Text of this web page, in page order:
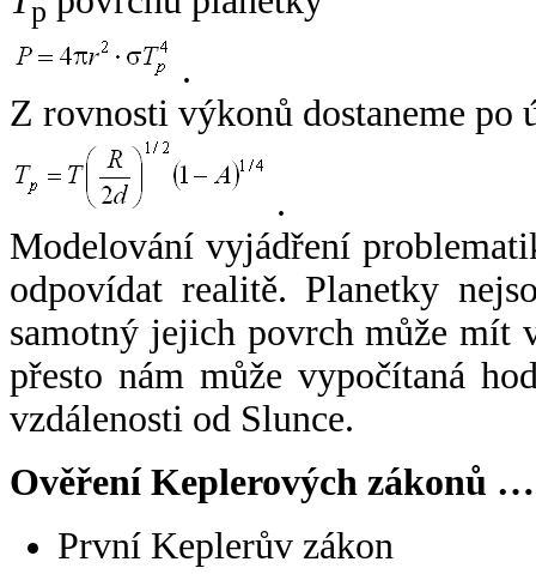
p
.
Z rovnosti výkonů dostaneme po
.
Modelování vyjádření
odpovídat realitě. Planetky
samotný jejich povrch může mít
přesto nám může vypočítaná
vzdálenosti od Slunce.
Ověření Keplerových zákonů …
První Keplerův zákon